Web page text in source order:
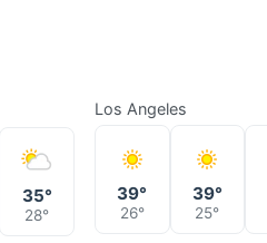
35°
28°
Los Angeles
39°
26°
39°
25°